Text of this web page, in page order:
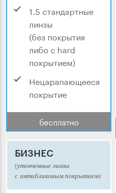
1.5 стандартные
линзы
(без покрытия
либо с hard
покрытием)
Нецарапающееся
покрытие
бесплатно
БИЗНЕС
(утонченные линзы
с антибликовым покрытием)